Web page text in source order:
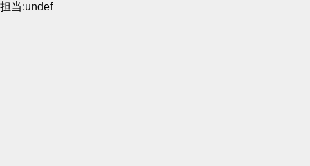
担当:undef